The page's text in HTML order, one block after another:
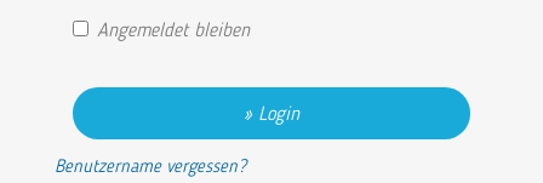
Angemeldet bleiben
Login
Benutzername vergessen?